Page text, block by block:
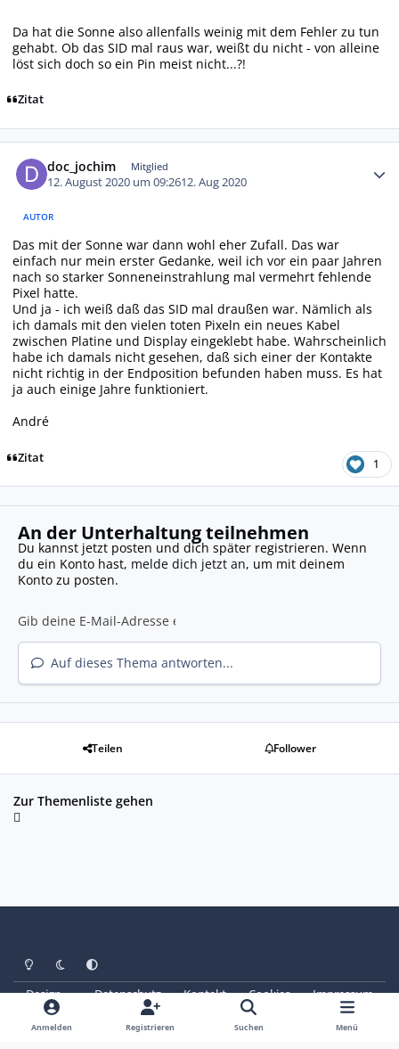
Da hat die Sonne also allenfalls weinig mit dem Fehler zu tun
gehabt. Ob das SID mal raus war, weißt du nicht - von alleine
löst sich doch so ein Pin meist nicht...?!
Zitat
doc_jochim Mitglied
12. August 2020 um 09:2612. Aug 2020
AUTOR
Das mit der Sonne war dann wohl eher Zufall. Das war
einfach nur mein erster Gedanke, weil ich vor ein paar Jahren
nach so starker Sonneneinstrahlung mal vermehrt fehlende
Pixel hatte.
Und ja - ich weiß daß das SID mal draußen war. Nämlich als
ich damals mit den vielen toten Pixeln ein neues Kabel
zwischen Platine und Display eingeklebt habe. Wahrscheinlich
habe ich damals nicht gesehen, daß sich einer der Kontakte
nicht richtig in der Endposition befunden haben muss. Es hat
ja auch einige Jahre funktioniert.
André
Zitat 1
An der Unterhaltung teilnehmen
Du kannst jetzt posten und dich später registrieren. Wenn
du ein Konto hast, melde dich jetzt an, um mit deinem
Konto zu posten.
Auf dieses Thema antworten...
Teilen Follower
Zur Themenliste gehen
Heller ModusDunkler Modus
Systemeinstellung
Design Datenschutz Kontakt Cookies
Impressum
© Copyright 2025 - SAABoteure e. V.
Powered by Invision Community
Anmelden Registrieren Suchen Menü